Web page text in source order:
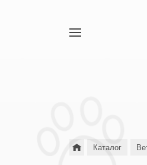
Каталог